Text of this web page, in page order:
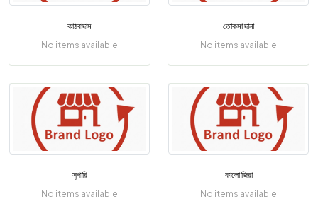
কাঠবাদাম
No items available
তোকমা দানা
No items available
সুপারি
No items available
কালো জিরা
No items available